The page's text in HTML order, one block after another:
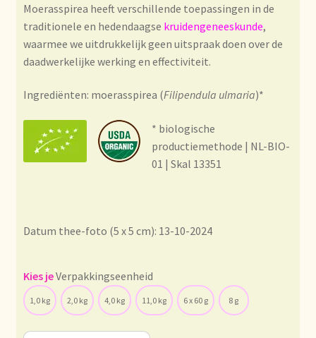
Condiciones generales
Conditions générales
Contact
Contact
Datenschutzerklärung
Declaración de privacidad
Moerasspirea heeft verschillende toepassingen in de
traditionele en hedendaagse kruidengeneeskunde,
waarmee we uitdrukkelijk geen uitspraak doen over de
daadwerkelijke werking en effectiviteit.
Ingrediënten: moerasspirea (Filipendula ulmaria)*
* biologische
productiemethode | NL-BIO-
01 | Skal 13351
Datum thee-foto (5 x 5 cm): 13-10-2024
Verpakkingseenheid
1,0 kg 2,0 kg 4,0 kg 11,0 kg 6 x 60 g 8 g